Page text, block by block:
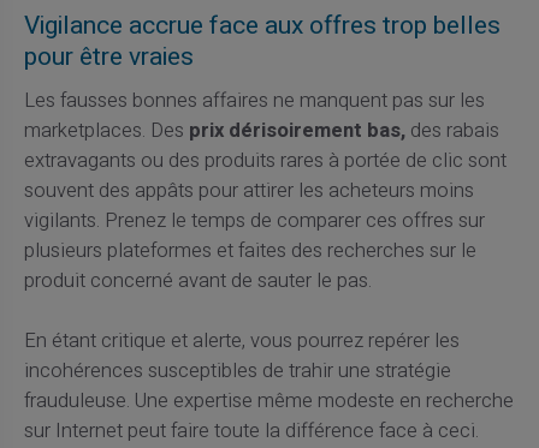
Vigilance accrue face aux offres trop belles
pour être vraies
Les fausses bonnes affaires ne manquent pas sur les
marketplaces. Des prix dérisoirement bas,des rabais
extravagants ou des produits rares à portée de clic sont
souvent des appâts pour attirer les acheteurs moins
vigilants. Prenez le temps de comparer ces offres sur
plusieurs plateformes et faites des recherches sur le
produit concerné avant de sauter le pas.
En étant critique et alerte, vous pourrez repérer les
incohérences susceptibles de trahir une stratégie
frauduleuse. Une expertise même modeste en recherche
sur Internet peut faire toute la différence face à ceci.